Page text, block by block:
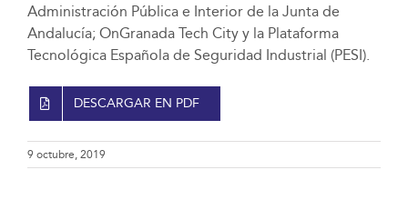
Administración Pública e Interior de la Junta de
Andalucía; OnGranada Tech City y la Plataforma
Tecnológica Española de Seguridad Industrial (PESI).
DESCARGAR EN PDF
9 octubre, 2019